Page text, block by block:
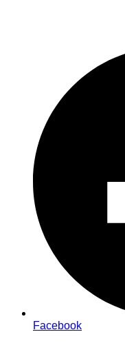
Facebook